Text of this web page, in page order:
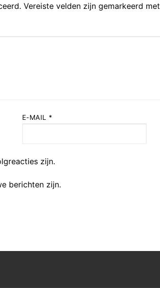
Vereiste velden zijn gemarkeerd met
E-MAIL *
zijn.
berichten zijn.